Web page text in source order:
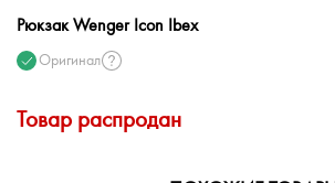
Рюкзак Wenger Icon Ibex
Оригинал
Товар распродан